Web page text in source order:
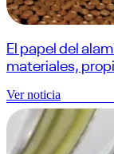
El papel del
materiales,
Ver noticia